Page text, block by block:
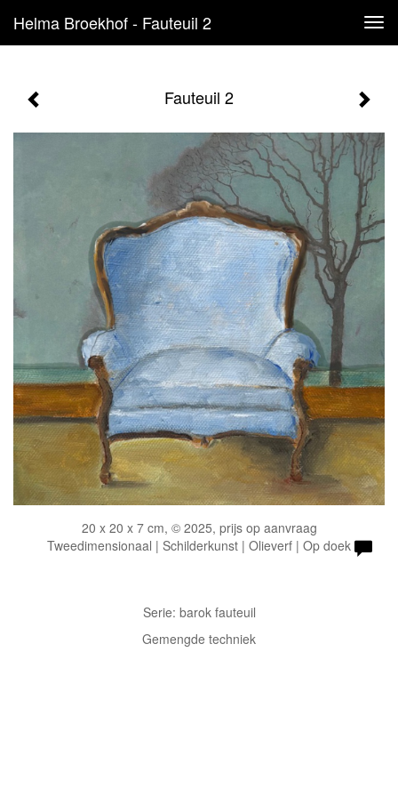
Helma Broekhof - Fauteuil 2
Fauteuil 2
20 x 20 x 7 cm, © 2025, prijs op aanvraag
Tweedimensionaal | Schilderkunst | Olieverf | Op doek
Serie: barok fauteuil
Gemengde techniek